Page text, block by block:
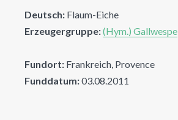
Deutsch: Flaum-Eiche
Erzeugergruppe:(Hym.) Gallwespe
Fundort: Frankreich, Provence
Funddatum:03.08.2011